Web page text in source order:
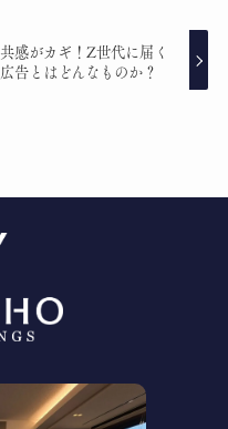
共感がカギ！Z世代に届く
広告とはどんなものか？